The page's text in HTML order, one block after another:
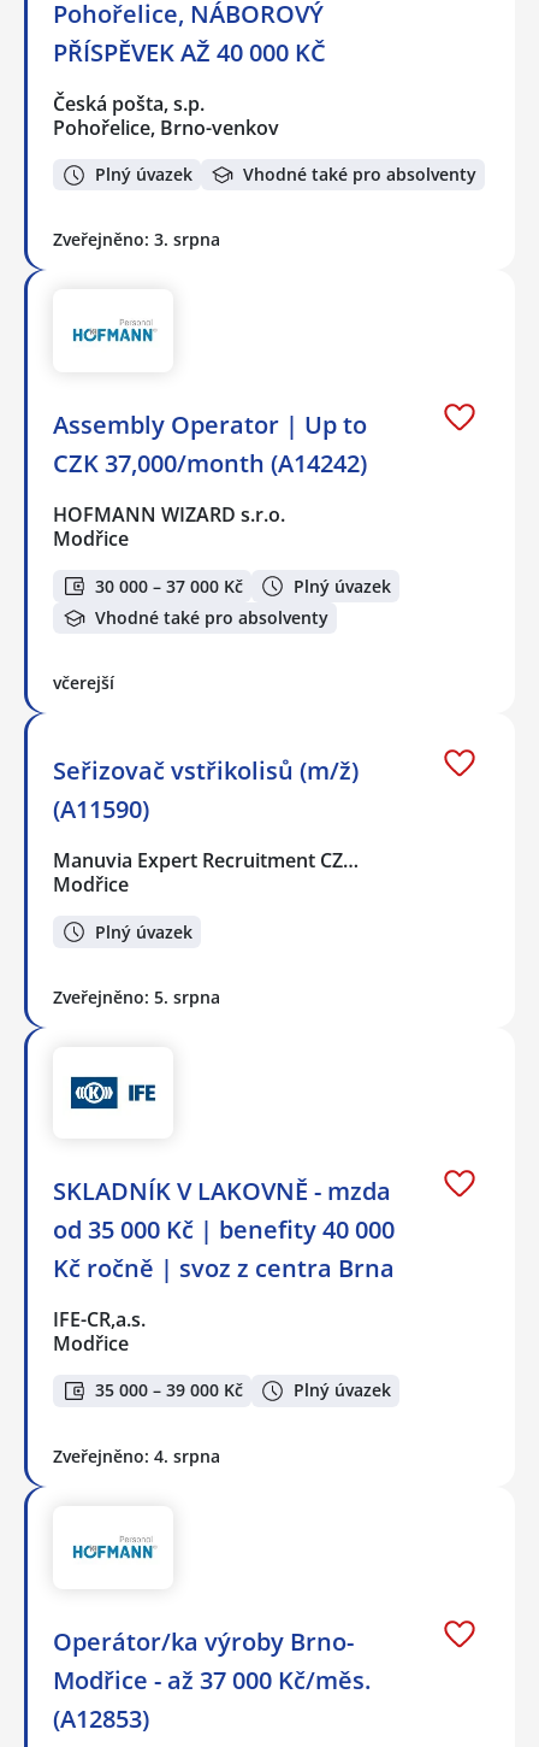
Pohořelice, NÁBOROVÝ
PŘÍSPĚVEK AŽ 40 000 KČ
Česká pošta, s.p.
Pohořelice, Brno-venkov
Plný úvazek Vhodné také pro absolventy
Zveřejněno: 3. srpna
Assembly Operator | Up to
CZK 37,000/month (A14242)
HOFMANN WIZARD s.r.o.
Modřice
30 000 – 37 000 Kč
Plný úvazek
Vhodné také pro absolventy
včerejší
Seřizovač vstřikolisů (m/ž)
(A11590)
Manuvia Expert Recruitment CZ…
Modřice
Plný úvazek
Zveřejněno: 5. srpna
SKLADNÍK V LAKOVNĚ - mzda
od 35 000 Kč | benefity 40 000
Kč ročně | svoz z centra Brna
IFE-CR,a.s.
Modřice
35 000 – 39 000 Kč Plný úvazek
Zveřejněno: 4. srpna
Operátor/ka výroby Brno-
Modřice - až 37 000 Kč/měs.
(A12853)